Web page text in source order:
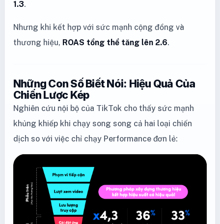
1.3.
Nhưng khi kết hợp với sức mạnh cộng đồng và
thương hiệu, ROAS tổng thể tăng lên 2.6.
Những Con Số Biết Nói: Hiệu Quả Của
Chiến Lược Kép
Nghiên cứu nội bộ của TikTok cho thấy sức mạnh
khủng khiếp khi chạy song song cả hai loại chiến
dịch so với việc chỉ chạy Performance đơn lẻ: